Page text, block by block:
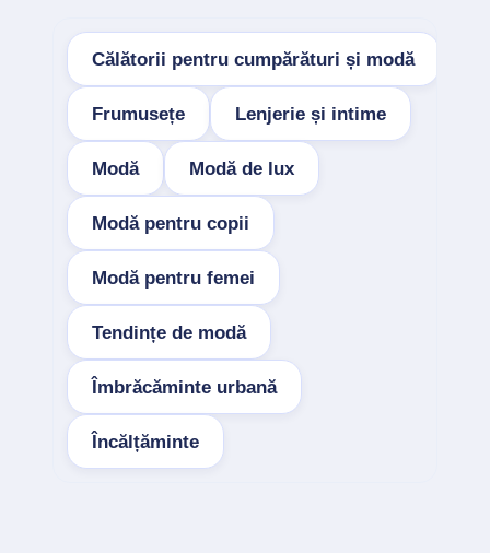
Călătorii pentru cumpărături și modă
Frumusețe Lenjerie și intime
Modă Modă de lux
Modă pentru copii
Modă pentru femei
Tendințe de modă
Îmbrăcăminte urbană
Încălțăminte